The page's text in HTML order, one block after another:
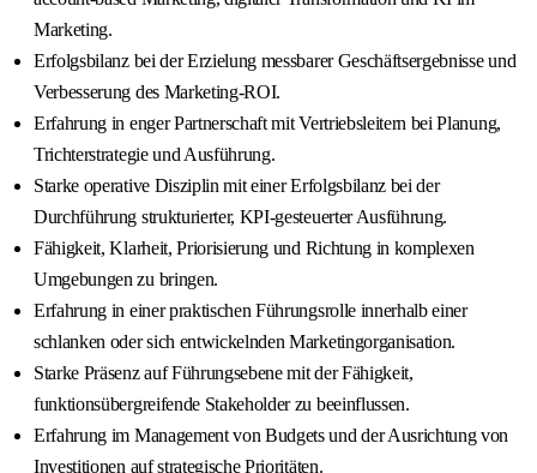
Marketing.
Erfolgsbilanz bei der Erzielung messbarer Geschäftsergebnisse und
Verbesserung des Marketing-ROI.
Erfahrung in enger Partnerschaft mit Vertriebsleitern bei Planung,
Trichterstrategie und Ausführung.
Starke operative Disziplin mit einer Erfolgsbilanz bei der
Durchführung strukturierter, KPI-gesteuerter Ausführung.
Fähigkeit, Klarheit, Priorisierung und Richtung in komplexen
Umgebungen zu bringen.
Erfahrung in einer praktischen Führungsrolle innerhalb einer
schlanken oder sich entwickelnden Marketingorganisation.
Starke Präsenz auf Führungsebene mit der Fähigkeit,
funktionsübergreifende Stakeholder zu beeinflussen.
Erfahrung im Management von Budgets und der Ausrichtung von
Investitionen auf strategische Prioritäten.